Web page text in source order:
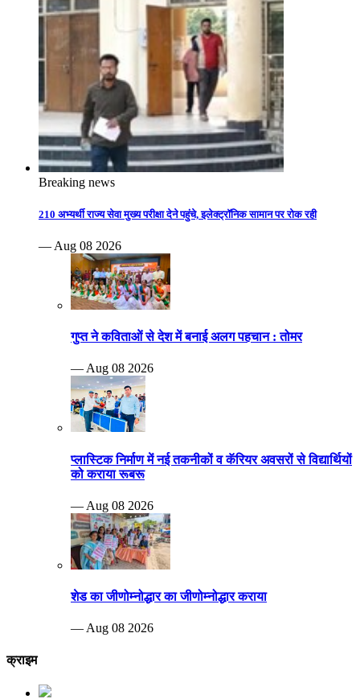
Breaking news
210 अभ्यर्थी राज्य सेवा मुख्य परीक्षा देने पहुंचे, इलेक्ट्रॉनिक सामान पर रोक रही
— Aug 08 2026
गुप्त ने कविताओं से देश में बनाई अलग पहचान : तोमर
— Aug 08 2026
प्लास्टिक निर्माण में नई तकनीकों व कॅरियर अवसरों से विद्यार्थियों
को कराया रूबरू
— Aug 08 2026
शेड का जीणोम्नोद्धार का जीणोम्नोद्धार कराया
— Aug 08 2026
क्राइम